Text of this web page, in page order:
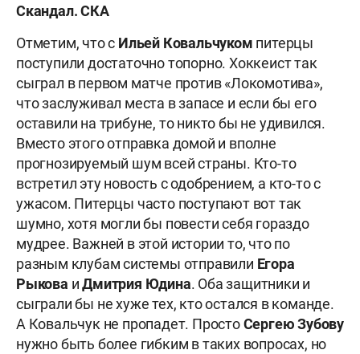
Скандал. СКА
Отметим, что с Ильей Ковальчуком питерцы
поступили достаточно топорно. Хоккеист так
сыграл в первом матче против «Локомотива»,
что заслуживал места в запасе и если бы его
оставили на трибуне, то никто бы не удивился.
Вместо этого отправка домой и вполне
прогнозируемый шум всей страны. Кто-то
встретил эту новость с одобрением, а кто-то с
ужасом. Питерцы часто поступают вот так
шумно, хотя могли бы повести себя гораздо
мудрее. Важней в этой истории то, что по
разным клубам системы отправили Егора
Рыкова иДмитрия Юдина. Оба защитники и
сыграли бы не хуже тех, кто остался в команде.
А Ковальчук не пропадет. ПростоСергею Зубову
нужно быть более гибким в таких вопросах, но